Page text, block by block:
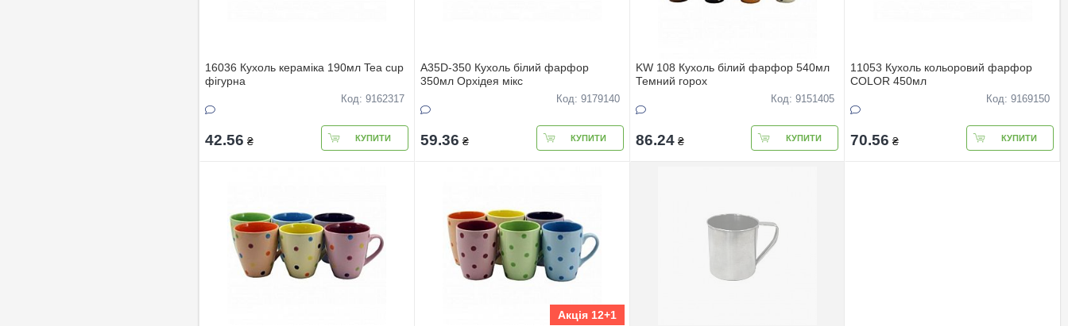
16036 Кухоль кераміка 190мл Tea cup
фігурна
Код: 9162317
42.56 ₴ КУПИТИ
А35D-350 Кухоль білий фарфор
350мл Орхiдея мiкс
Код: 9179140
59.36 ₴ КУПИТИ
KW 108 Кухоль білий фарфор 540мл
Темний горох
Код: 9151405
86.24 ₴ КУПИТИ
11053 Кухоль кольоровий фарфор
COLOR 450мл
Код: 9169150
70.56 ₴ КУПИТИ
Акція 12+1